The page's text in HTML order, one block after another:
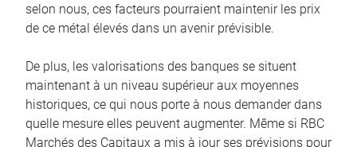
selon nous, ces facteurs pourraient maintenir les prix
de ce métal élevés dans un avenir prévisible.
De plus, les valorisations des banques se situent
maintenant à un niveau supérieur aux moyennes
historiques, ce qui nous porte à nous demander dans
quelle mesure elles peuvent augmenter. Même si RBC
Marchés des Capitaux a mis à jour ses prévisions pour